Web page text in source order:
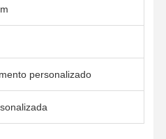
personalizado